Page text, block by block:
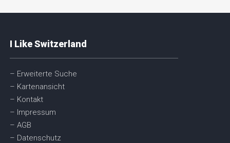
I Like Switzerland
– Erweiterte Suche
– Kartenansicht
– Kontakt
– Impressum
– AGB
– Datenschutz